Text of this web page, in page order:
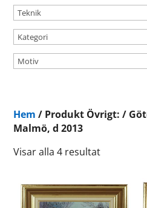
Hem / Produkt Övrigt: /
Malmö, d 2013
Visar alla 4 resultat